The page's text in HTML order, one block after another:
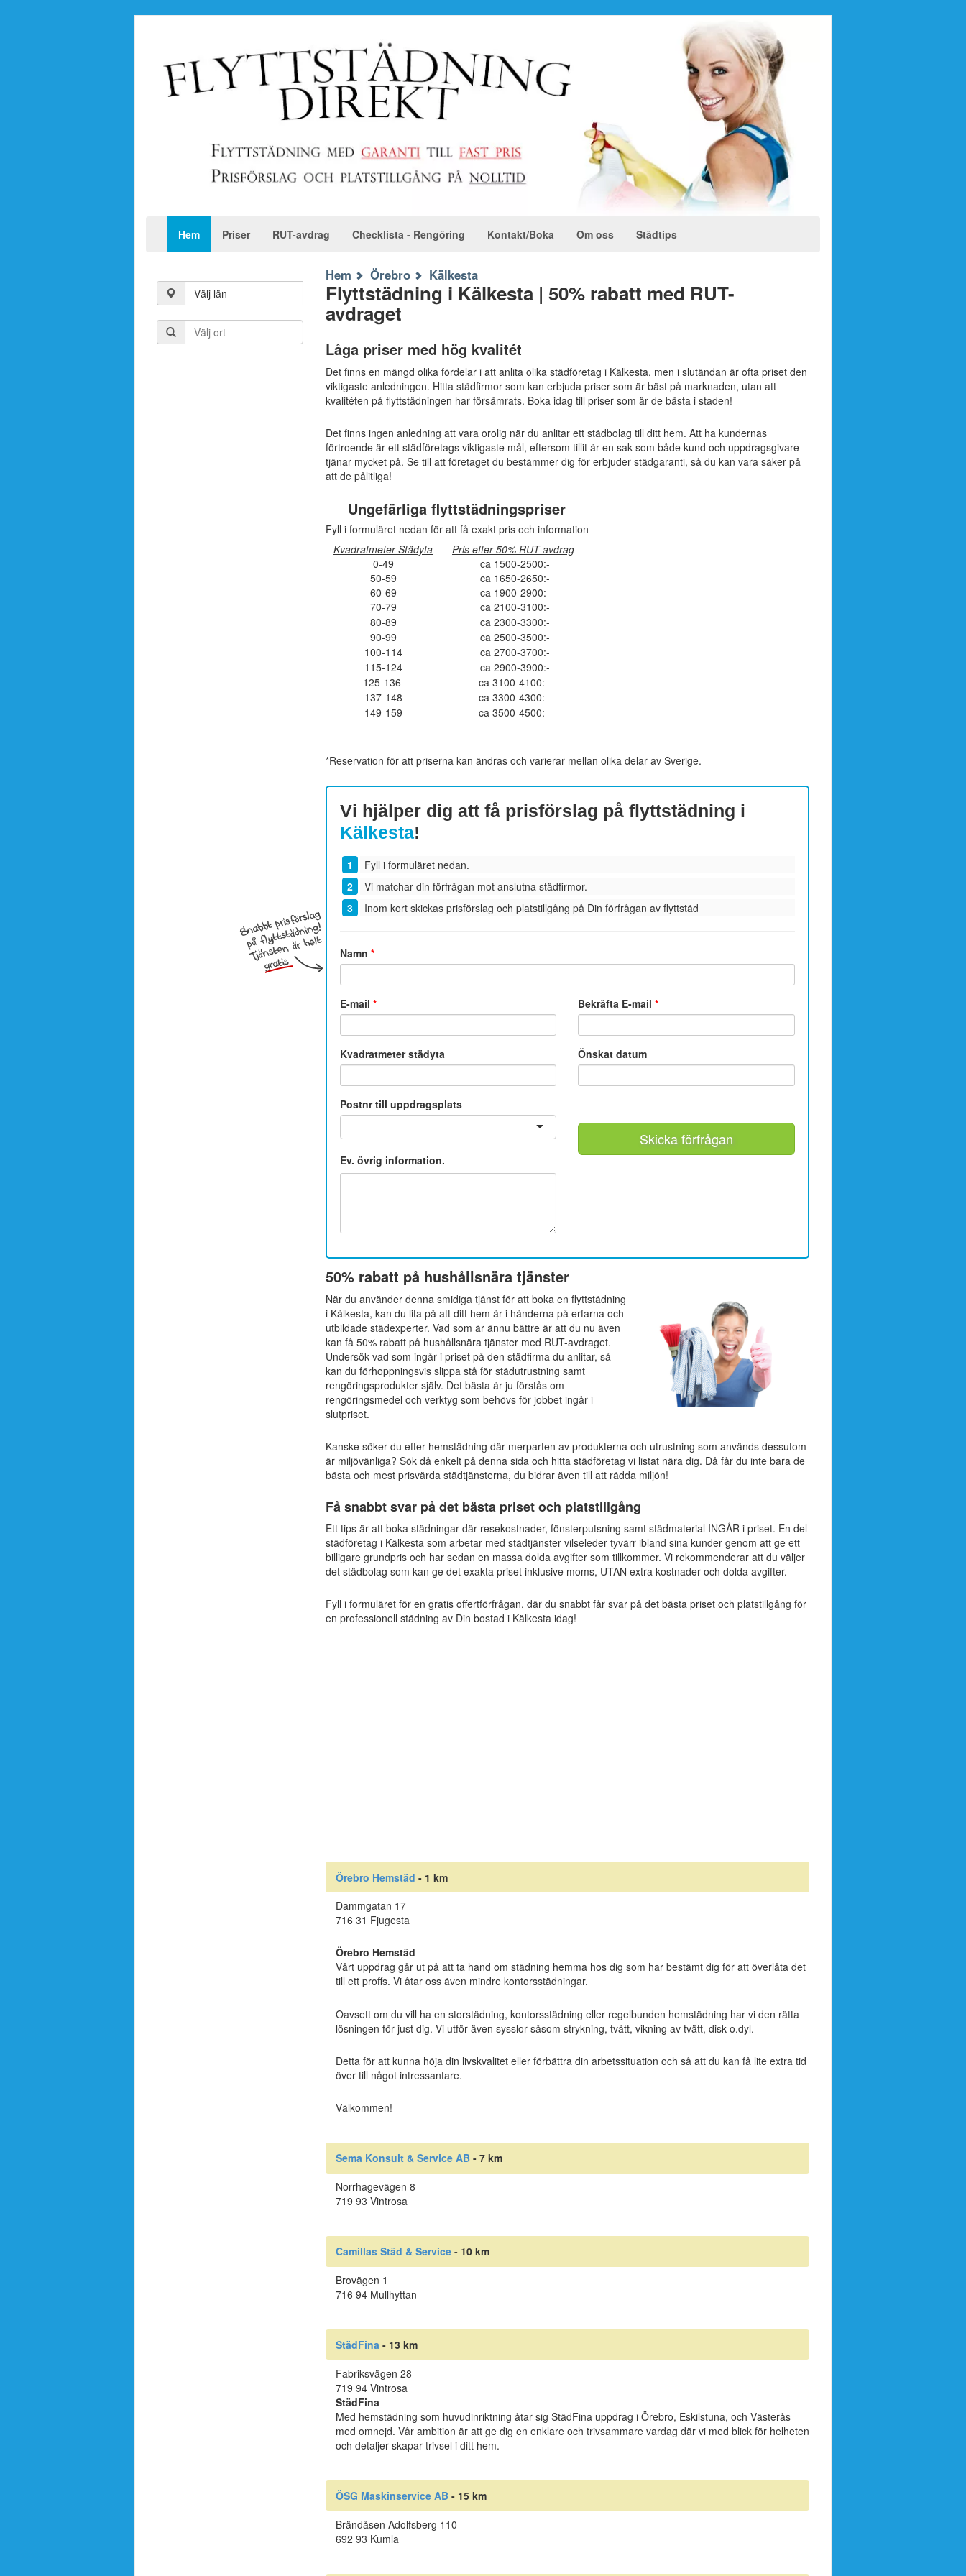
Hem Priser RUT-avdrag Checklista - Rengöring Kontakt/Boka Om oss Städtips
Välj län
Hem Örebro Kälkesta
Flyttstädning i Kälkesta | 50% rabatt med RUT-
avdraget
Låga priser med hög kvalitét
Det finns en mängd olika fördelar i att anlita olika städföretag i Kälkesta, men i slutändan är ofta priset den
viktigaste anledningen. Hitta städfirmor som kan erbjuda priser som är bäst på marknaden, utan att
kvalitéten på flyttstädningen har försämrats. Boka idag till priser som är de bästa i staden!
Det finns ingen anledning att vara orolig när du anlitar ett städbolag till ditt hem. Att ha kundernas
förtroende är ett städföretags viktigaste mål, eftersom tillit är en sak som både kund och uppdragsgivare
tjänar mycket på. Se till att företaget du bestämmer dig för erbjuder städgaranti, så du kan vara säker på
att de pålitliga!
Ungefärliga flyttstädningspriser
Fyll i formuläret nedan för att få exakt pris och information
Kvadratmeter Städyta
Pris efter 50% RUT-avdrag
0-49
ca 1500-2500:-
50-59
ca 1650-2650:-
60-69
ca 1900-2900:-
70-79
ca 2100-3100:-
80-89
ca 2300-3300:-
90-99
ca 2500-3500:-
100-114
ca 2700-3700:-
115-124
ca 2900-3900:-
125-136
ca 3100-4100:-
137-148
ca 3300-4300:-
149-159
ca 3500-4500:-
*Reservation för att priserna kan ändras och varierar mellan olika delar av Sverige.
Vi hjälper dig att få prisförslag på flyttstädning i
Kälkesta!
Fyll i formuläret nedan.
Vi matchar din förfrågan mot anslutna städfirmor.
Inom kort skickas prisförslag och platstillgång på Din förfrågan av flyttstäd
Namn *
E-mail * Bekräfta E-mail*
Kvadratmeter städyta Önskat datum
Postnr till uppdragsplats
Ev. övrig information.
Skicka förfrågan
50% rabatt på hushållsnära tjänster
När du använder denna smidiga tjänst för att boka en flyttstädning
i Kälkesta, kan du lita på att ditt hem är i händerna på erfarna och
utbildade städexperter. Vad som är ännu bättre är att du nu även
kan få 50% rabatt på hushållsnära tjänster med RUT-avdraget.
Undersök vad som ingår i priset på den städfirma du anlitar, så
kan du förhoppningsvis slippa stå för städutrustning samt
rengöringsprodukter själv. Det bästa är ju förstås om
rengöringsmedel och verktyg som behövs för jobbet ingår i
slutpriset.
Kanske söker du efter hemstädning där merparten av produkterna och utrustning som används dessutom
är miljövänliga? Sök då enkelt på denna sida och hitta städföretag vi listat nära dig. Då får du inte bara de
bästa och mest prisvärda städtjänsterna, du bidrar även till att rädda miljön!
Få snabbt svar på det bästa priset och platstillgång
Ett tips är att boka städningar där resekostnader, fönsterputsning samt städmaterial INGÅR i priset. En del
städföretag i Kälkesta som arbetar med städtjänster vilseleder tyvärr ibland sina kunder genom att ge ett
billigare grundpris och har sedan en massa dolda avgifter som tillkommer. Vi rekommenderar att du väljer
det städbolag som kan ge det exakta priset inklusive moms, UTAN extra kostnader och dolda avgifter.
Fyll i formuläret för en gratis offertförfrågan, där du snabbt får svar på det bästa priset och platstillgång för
en professionell städning av Din bostad i Kälkesta idag!
Örebro Hemstäd - 1 km
Dammgatan 17
716 31 Fjugesta
Örebro Hemstäd
Vårt uppdrag går ut på att ta hand om städning hemma hos dig som har bestämt dig för att överlåta det
till ett proffs. Vi åtar oss även mindre kontorsstädningar.
Oavsett om du vill ha en storstädning, kontorsstädning eller regelbunden hemstädning har vi den rätta
lösningen för just dig. Vi utför även sysslor såsom strykning, tvätt, vikning av tvätt, disk o.dyl.
Detta för att kunna höja din livskvalitet eller förbättra din arbetssituation och så att du kan få lite extra tid
över till något intressantare.
Välkommen!
Sema Konsult & Service AB- 7 km
Norrhagevägen 8
719 93 Vintrosa
Camillas Städ & Service- 10 km
Brovägen 1
716 94 Mullhyttan
StädFina- 13 km
Fabriksvägen 28
719 94 Vintrosa
StädFina
Med hemstädning som huvudinriktning åtar sig StädFina uppdrag i Örebro, Eskilstuna, och Västerås
med omnejd. Vår ambition är att ge dig en enklare och trivsammare vardag där vi med blick för helheten
och detaljer skapar trivsel i ditt hem.
ÖSG Maskinservice AB- 15 km
Brändåsen Adolfsberg 110
692 93 Kumla